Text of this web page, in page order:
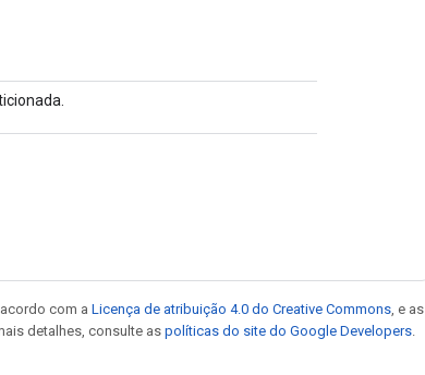
com a Licença de atribuição 4.0 do Creative Commons , e as
detalhes, consulte aspolíticas do site do Google Developers